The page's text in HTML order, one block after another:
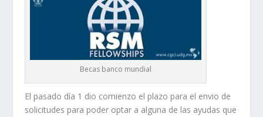
Becas banco mundial
El pasado día 1 dio comienzo el plazo para el envio de
solicitudes para poder optar a alguna de las ayudas que